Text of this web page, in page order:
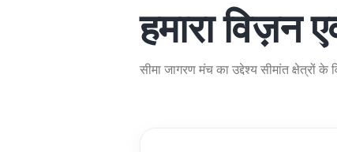
हमारा विज़न
सीमा जागरण मंच का उद्देश्य सीमांत क्षेत्रों